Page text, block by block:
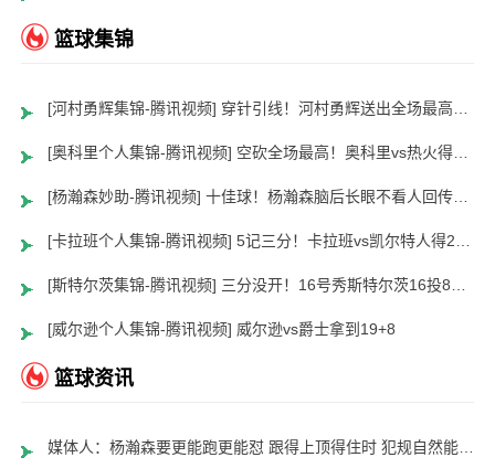
篮球集锦
[奥科里个人集锦-腾讯视频] 空砍全场最高！奥科里vs热火得27分4板
[杨瀚森妙助-腾讯视频] 十佳球！杨瀚森脑后长眼不看人回传助队友暴扣
[威尔逊个人集锦-腾讯视频] 威尔逊vs爵士拿到19+8
篮球资讯
媒体人：杨瀚森要更能跑更能怼 跟得上顶得住时 犯规自然能控制了